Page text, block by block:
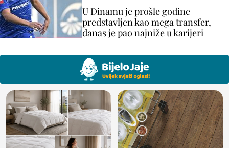
U Dinamu je prošle godine
predstavljen kao mega transfer,
danas je pao najniže u karijeri